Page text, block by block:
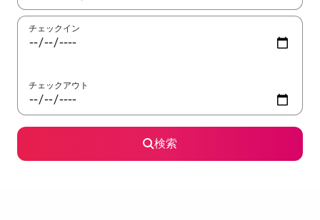
チェックイン
チェックアウト
検索